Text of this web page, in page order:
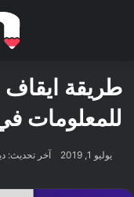
طريقة ايقاف
للمعلومات
يوليو 1, 2019 آخر تحديث: ديسمبر